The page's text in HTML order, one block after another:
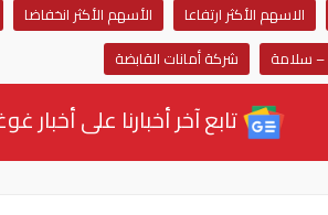
الاسهم الأكثر ارتفاعا الأسهم الأكثر انخفاضا
– سلامة
شركة أمانات القابضة
تابع آخر أخبارنا على أخبار